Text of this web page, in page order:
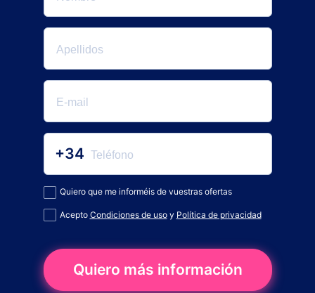
+34
Quiero que me informéis de vuestras ofertas
Acepto Condiciones de usoy Política de privacidad
Quiero más información